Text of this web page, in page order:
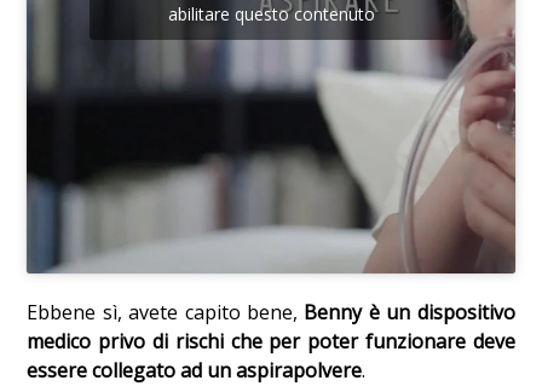
abilitare questo contenuto
Ebbene sì, avete capito bene, Benny è un dispositivo
medico privo di rischi che per poter funzionare deve
essere collegato ad un aspirapolvere.